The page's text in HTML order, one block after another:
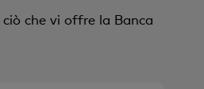
che vi offre la Banca